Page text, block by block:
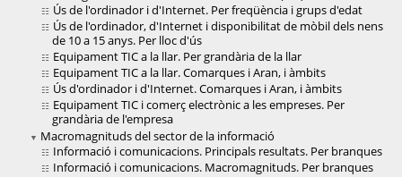
Ús de l'ordinador i d'Internet. Per freqüència i grups d'edat
Ús de l'ordinador, d'Internet i disponibilitat de mòbil dels nens
de 10 a 15 anys. Per lloc d'ús
Equipament TIC a la llar. Per grandària de la llar
Equipament TIC a la llar. Comarques i Aran, i àmbits
Ús d'ordinador i d'Internet. Comarques i Aran, i àmbits
Equipament TIC i comerç electrònic a les empreses. Per
grandària de l'empresa
Macromagnituds del sector de la informació
Informació i comunicacions. Principals resultats. Per branques
Informació i comunicacions. Macromagnituds. Per branques